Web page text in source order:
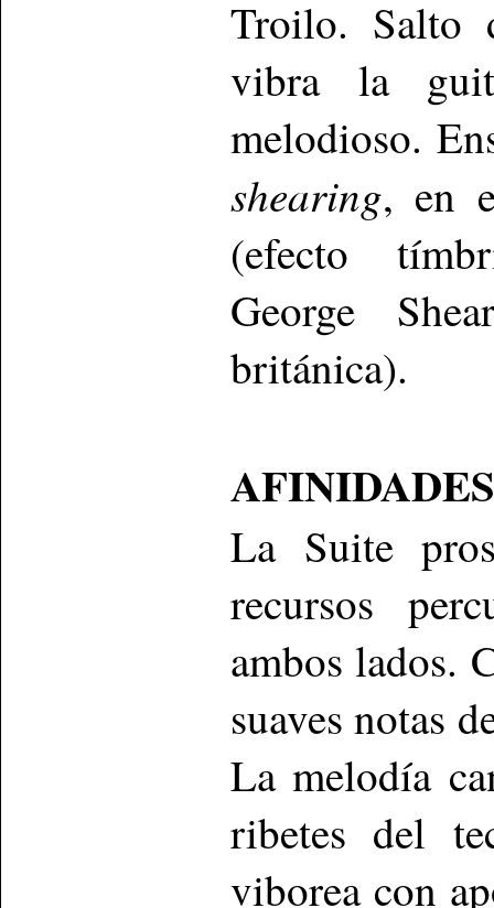
Troilo. Salto
vibra la
melodioso.
shearing, en
(efecto
George
británica).
La Suite
recursos
ambos lados.
suaves notas
La melodía
ribetes del
viborea con